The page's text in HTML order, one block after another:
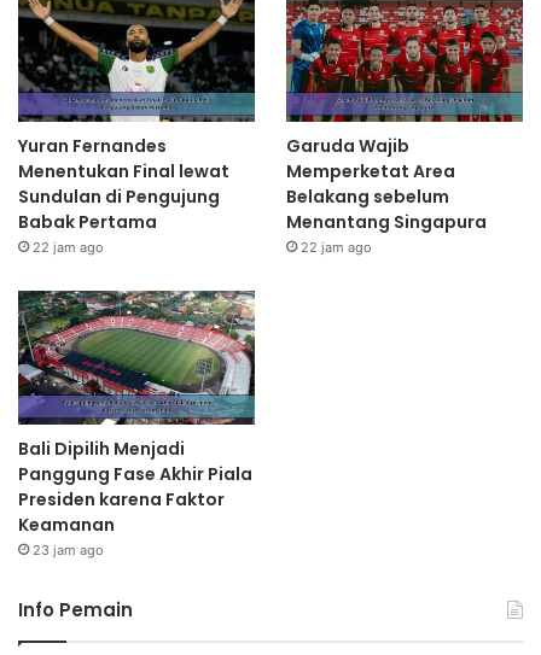
Yuran Fernandes
Menentukan Final lewat
Sundulan di Pengujung
Babak Pertama
22 jam ago
Garuda Wajib
Memperketat Area
Belakang sebelum
Menantang Singapura
22 jam ago
Bali Dipilih Menjadi
Panggung Fase Akhir Piala
Presiden karena Faktor
Keamanan
23 jam ago
Info Pemain